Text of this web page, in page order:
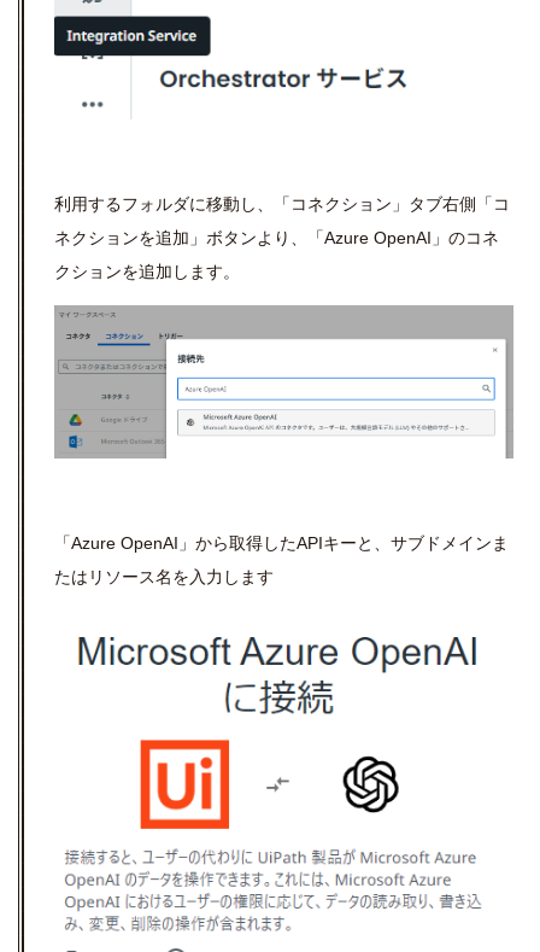
利用するフォルダに移動し、「コネクション」タブ右側「コ
ネクションを追加」ボタンより、「Azure OpenAI 」のコネ
クションを追加します。
「Azure OpenAI 」から取得したAPIキーと、サブドメインま
たはリソース名を入力します